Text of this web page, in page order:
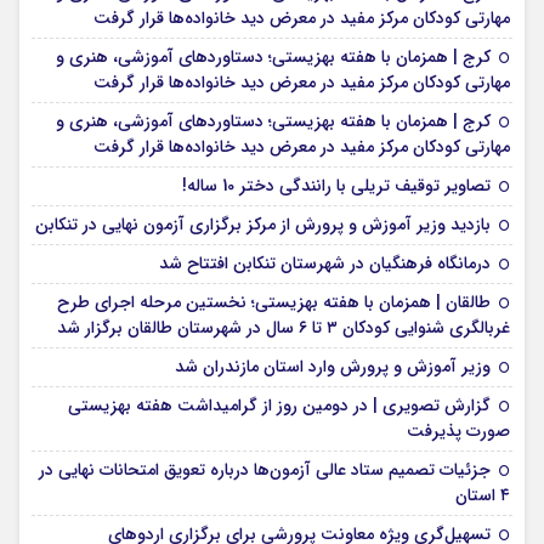
مهارتی کودکان مرکز مفید در معرض دید خانواده‌ها قرار گرفت
کرج | همزمان با هفته بهزیستی؛ دستاوردهای آموزشی، هنری و
مهارتی کودکان مرکز مفید در معرض دید خانواده‌ها قرار گرفت
کرج | همزمان با هفته بهزیستی؛ دستاوردهای آموزشی، هنری و
مهارتی کودکان مرکز مفید در معرض دید خانواده‌ها قرار گرفت
تصاویر توقیف تریلی با رانندگی دختر 10 ساله!
بازدید وزیر آموزش و پرورش از مرکز برگزاری آزمون نهایی در تنکابن
درمانگاه فرهنگیان در شهرستان تنکابن افتتاح شد
طالقان | همزمان با هفته بهزیستی؛ نخستین مرحله اجرای طرح
غربالگری شنوایی کودکان ۳ تا ۶ سال در شهرستان طالقان برگزار شد
وزیر آموزش و پرورش وارد استان مازندران شد
گزارش تصویری | در دومین روز از گرامیداشت هفته بهزیستی
صورت پذیرفت
جزئیات تصمیم ستاد عالی آزمون‌ها درباره تعویق امتحانات نهایی در
۴ استان
تسهیل‌گری ویژه معاونت پرورشی برای برگزاری اردوهای